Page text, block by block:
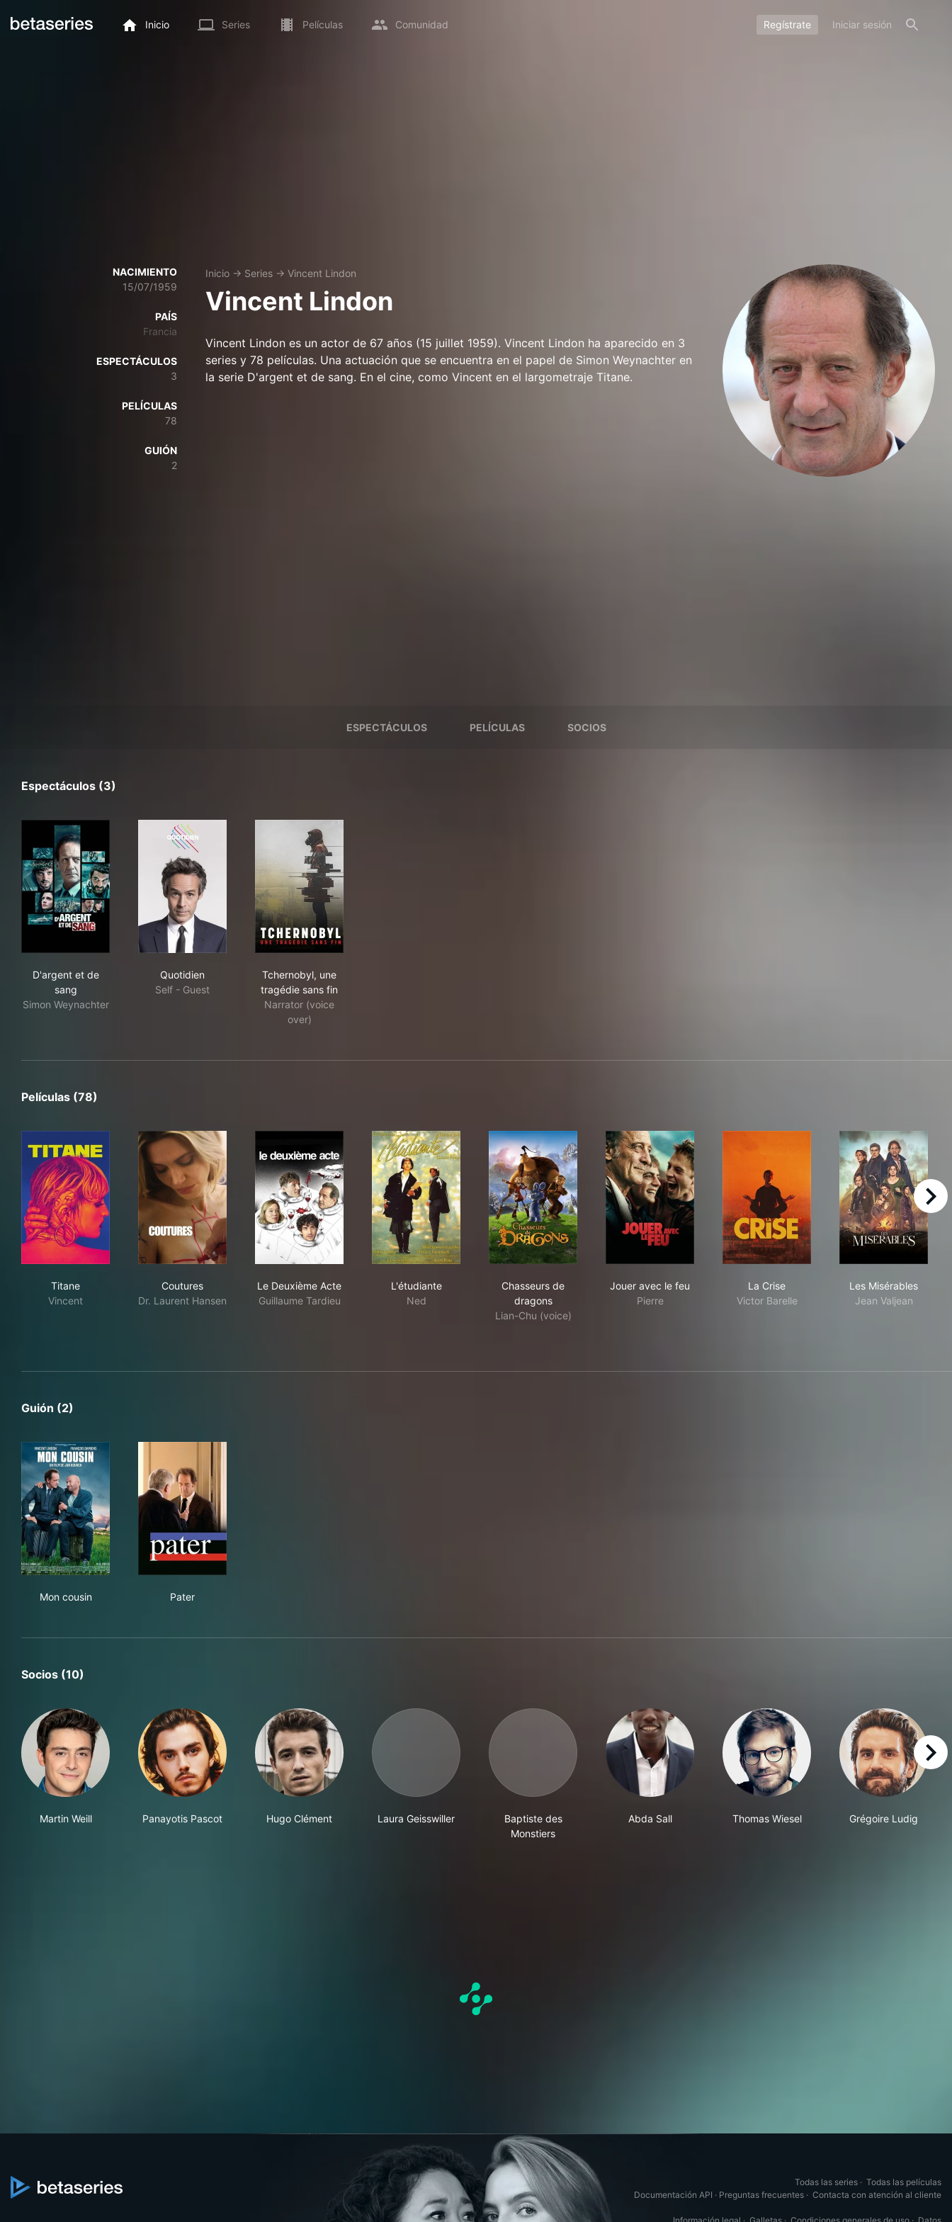
Inicio Series Películas Comunidad Regístrate Iniciar sesión
NACIMIENTO
15/07/1959
PAÍS
Francia
ESPECTÁCULOS
3
PELÍCULAS
78
GUIÓN
2
Inicio → Series → Vincent Lindon
Vincent Lindon
Vincent Lindon es un actor de 67 años (15 juillet 1959). Vincent Lindon ha aparecido en 3
series y 78 películas. Una actuación que se encuentra en el papel de Simon Weynachter en
la serie D'argent et de sang. En el cine, como Vincent en el largometraje Titane.
ESPECTÁCULOS PELÍCULAS SOCIOS
Espectáculos (3)
D'argent et de
sang
Simon Weynachter
Quotidien
Self - Guest
Tchernobyl, une
tragédie sans fin
Narrator (voice
over)
Películas (78)
Titane
Vincent
Coutures
Dr. Laurent Hansen
Le Deuxième Acte
Guillaume Tardieu
L'étudiante
Ned
Chasseurs de
dragons
Lian-Chu (voice)
Jouer avec le feu
Pierre
La Crise
Victor Barelle
Les Misérables
Jean Valjean
right
Guión (2)
Mon cousin
Pater
Socios (10)
Martin Weill Panayotis Pascot Hugo Clément Laura Geisswiller
Baptiste des
Monstiers
Abda Sall Thomas Wiesel Grégoire Ludig
right
Todas las series · Todas las películas
Documentación API · Preguntas frecuentes · Contacta con atención al cliente